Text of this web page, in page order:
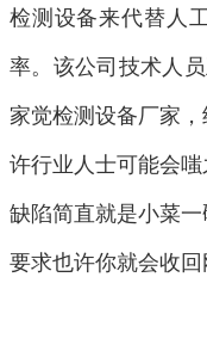
检测设备来代替人
率。该公司技术人
家觉检测设备厂家
许行业人士可能会
缺陷简直就是小菜
要求也许你就会收回